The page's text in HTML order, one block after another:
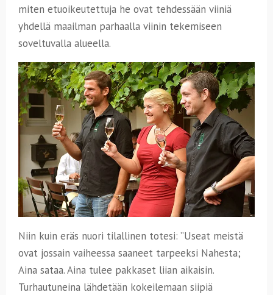
miten etuoikeutettuja he ovat tehdessään viiniä
yhdellä maailman parhaalla viinin tekemiseen
soveltuvalla alueella.
Niin kuin eräs nuori tilallinen totesi: ”Useat meistä
ovat jossain vaiheessa saaneet tarpeeksi Nahesta;
Aina sataa. Aina tulee pakkaset liian aikaisin.
Turhautuneina lähdetään kokeilemaan siipiä